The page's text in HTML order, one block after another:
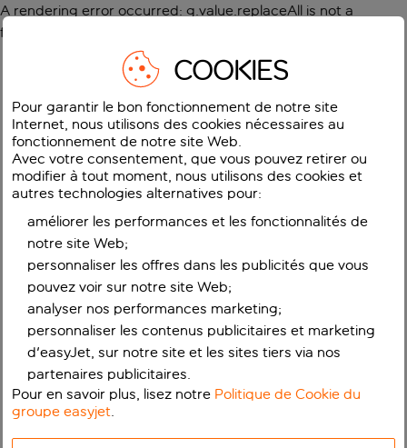
A rendering error occurred: g.value.replaceAll is not a
function
COOKIES
Pour garantir le bon fonctionnement de notre site
Internet, nous utilisons des cookies nécessaires au
fonctionnement de notre site Web.
Avec votre consentement, que vous pouvez retirer ou
modifier à tout moment, nous utilisons des cookies et
autres technologies alternatives pour:
améliorer les performances et les fonctionnalités de
notre site Web;
personnaliser les offres dans les publicités que vous
pouvez voir sur notre site Web;
analyser nos performances marketing;
personnaliser les contenus publicitaires et marketing
d'easyJet, sur notre site et les sites tiers via nos
partenaires publicitaires.
Pour en savoir plus, lisez notre Politique de Cookie du
groupe easyjet.